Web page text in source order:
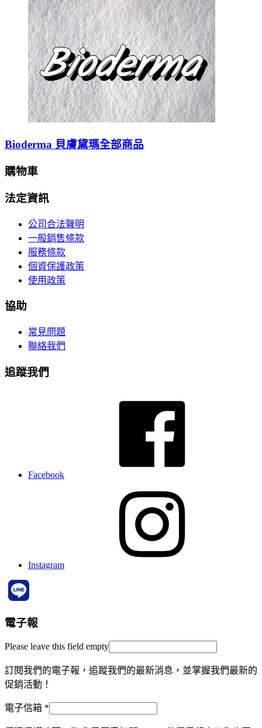
Bioderma 貝膚黛瑪全部商品
購物車
法定資訊
公司合法聲明
一般銷售條款
服務條款
個資保護政策
使用政策
協助
常見問題
聯絡我們
追蹤我們
Facebook
Instagram
電子報
Please leave this field empty
訂閱我們的電子報，追蹤我們的最新消息，並掌握我們最新的
促銷活動！
電子信箱 *